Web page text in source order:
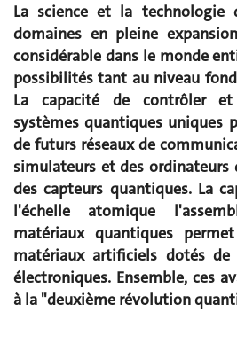
La science et la technologie
domaines en pleine
considérable dans le monde
possibilités tant au niveau
La capacité de contrôler
systèmes quantiques uniques
de futurs réseaux de
simulateurs et des ordinateurs
des capteurs quantiques. La
l'échelle atomique
matériaux quantiques
matériaux artificiels dotés de
électroniques. Ensemble, ces
à la "deuxième révolution